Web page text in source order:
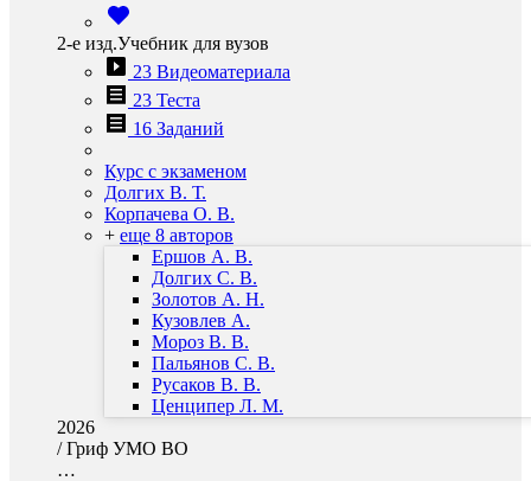
2-е изд.Учебник для вузов
23 Видеоматериала
23 Теста
16 Заданий
Курс с экзаменом
Долгих В. Т.
Корпачева О. В.
+ еще 8 авторов
Ершов А. В.
Долгих С. В.
Золотов А. Н.
Кузовлев А.
Мороз В. В.
Пальянов С. В.
Русаков В. В.
Ценципер Л. М.
2026
/Гриф УМО ВО
…